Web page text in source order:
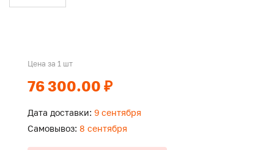
Цена за 1 шт
76 300.00 ₽
Дата доставки: 9 сентября
Самовывоз: 8 сентября